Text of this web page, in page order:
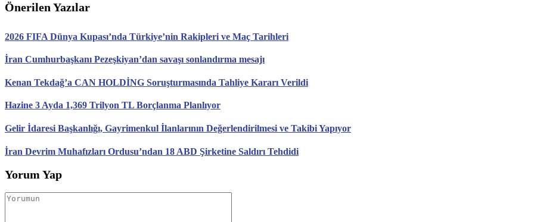
Önerilen Yazılar
2026 FIFA Dünya Kupası’nda Türkiye’nin Rakipleri ve Maç Tarihleri
İran Cumhurbaşkanı Pezeşkiyan’dan savaşı sonlandırma mesajı
Kenan Tekdağ’a CAN HOLDİNG Soruşturmasında Tahliye Kararı Verildi
Hazine 3 Ayda 1,369 Trilyon TL Borçlanma Planlıyor
Gelir İdaresi Başkanlığı, Gayrimenkul İlanlarının Değerlendirilmesi ve Takibi Yapıyor
İran Devrim Muhafızları Ordusu’ndan 18 ABD Şirketine Saldırı Tehdidi
Yorum Yap